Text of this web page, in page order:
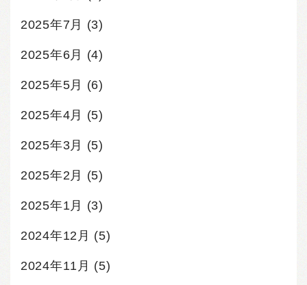
2025年7月 (3)
2025年6月 (4)
2025年5月 (6)
2025年4月 (5)
2025年3月 (5)
2025年2月 (5)
2025年1月 (3)
2024年12月 (5)
2024年11月 (5)